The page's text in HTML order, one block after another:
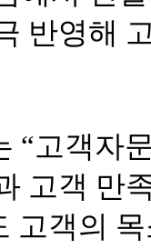
반영해
“고객자
고객 만
고객의